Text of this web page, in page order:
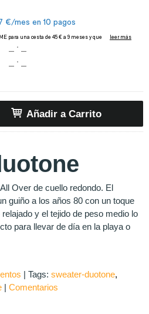
Añadir a Carrito
Over de cuello redondo. El
guiño a los años 80 con un toque
y el tejido de peso medio lo
para llevar de día en la playa o
| Tags: sweater-duotone
| Comentarios